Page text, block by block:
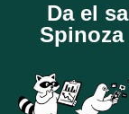
Da el